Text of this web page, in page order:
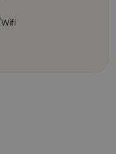
Wifi